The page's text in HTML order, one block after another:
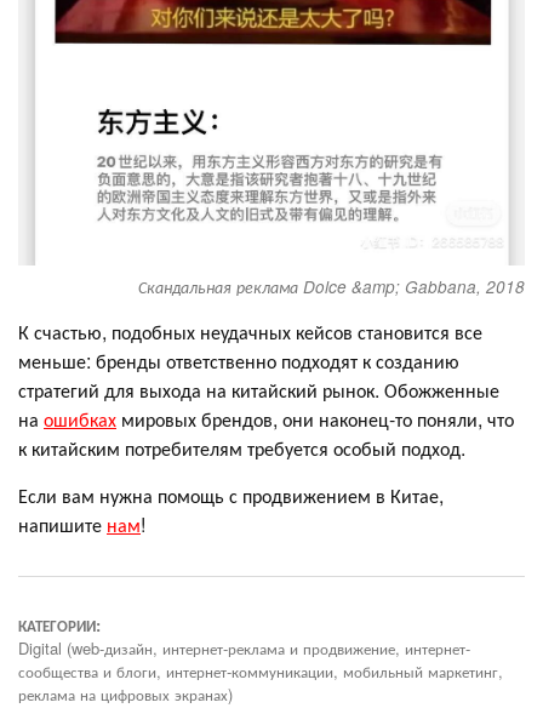
Скандальная реклама Dolce &amp; Gabbana, 2018
К счастью, подобных неудачных кейсов становится все
меньше: бренды ответственно подходят к созданию
стратегий для выхода на китайский рынок. Обожженные
на ошибках мировых брендов, они наконец-то поняли, что
к китайским потребителям требуется особый подход.
Если вам нужна помощь с продвижением в Китае,
напишите нам!
КАТЕГОРИИ:
Digital (web-дизайн, интернет-реклама и продвижение, интернет-
сообщества и блоги, интернет-коммуникации, мобильный маркетинг,
реклама на цифровых экранах)